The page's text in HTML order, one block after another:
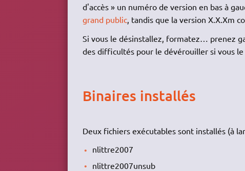
d'accès » un numéro de version en bas à
grand public, tandis que la version X.X.Xm
Si vous le désinstallez, formatez… prenez
des difficultés pour le dévérouiller si vous le
Binaires installés
Deux fichiers exécutables sont installés (à
nlittre2007
nlittre2007unsub